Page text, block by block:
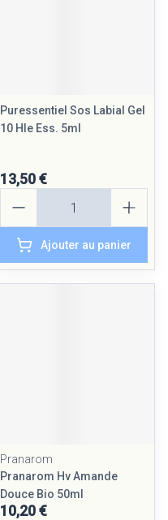
Puressentiel Sos Labial Gel
10 Hle Ess. 5ml
13,50 €
Ajouter au panier
Pranarom
Pranarom Hv Amande
Douce Bio 50ml
10,20 €